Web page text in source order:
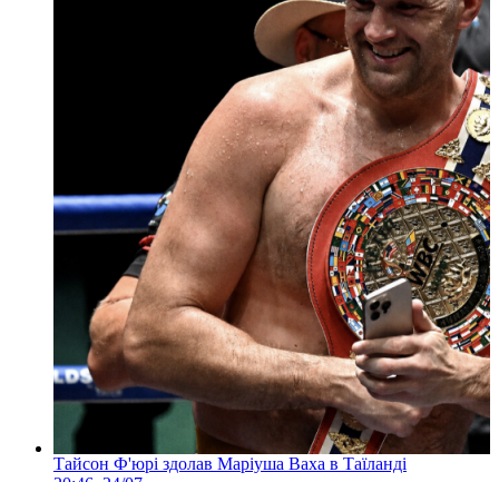
Тайсон Ф'юрі здолав Маріуша Ваха в Таїланді